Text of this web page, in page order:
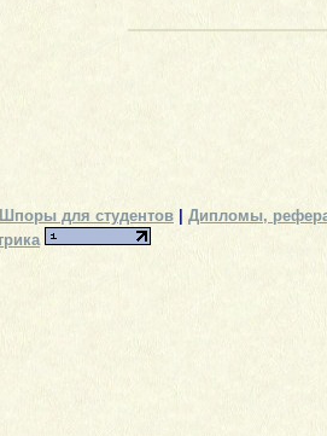
Шпоры для студентов Дипломы,